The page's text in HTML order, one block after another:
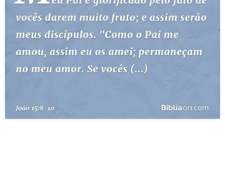
TERMO BÍBLICO JOGOS
LOJA BÍBLIAON